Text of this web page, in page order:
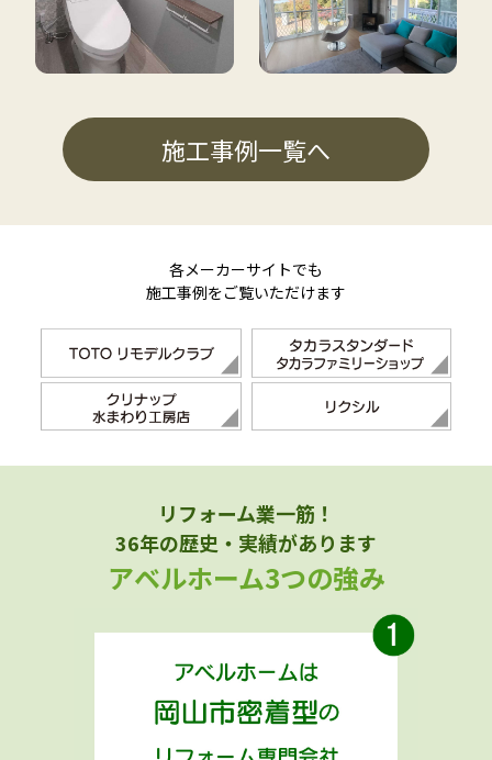
施工事例一覧へ
各メーカーサイトでも
施工事例をご覧いただけます
リフォーム業一筋！
36年の歴史・実績があります
アベルホーム3つの強み